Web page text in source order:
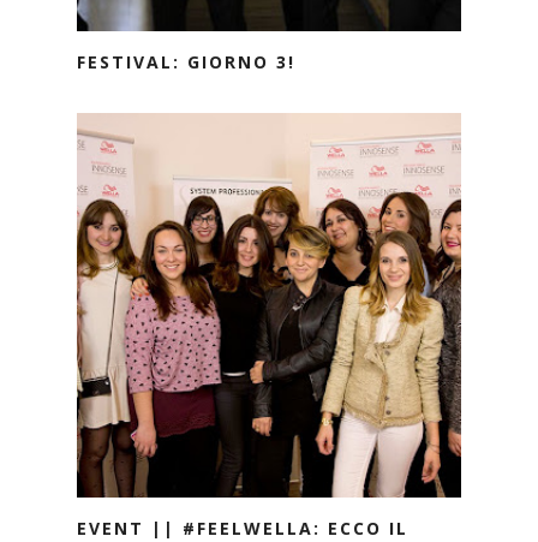
FESTIVAL: GIORNO 3!
EVENT || #FEELWELLA: ECCO IL